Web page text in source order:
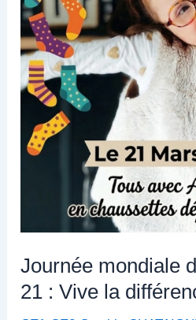
Journée mondiale
21 : Vive la
différence
!